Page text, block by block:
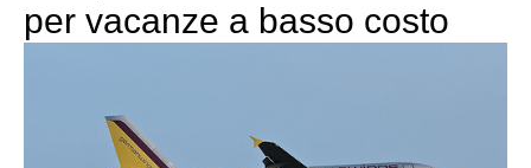
per vacanze a basso costo